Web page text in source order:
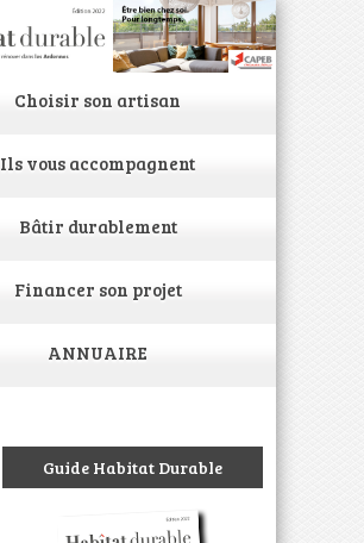
Choisir son artisan
Ils vous accompagnent
Bâtir durablement
Financer son projet
ANNUAIRE
Guide Habitat Durable